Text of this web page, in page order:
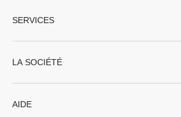
SERVICES
LA SOCIÉTÉ
AIDE